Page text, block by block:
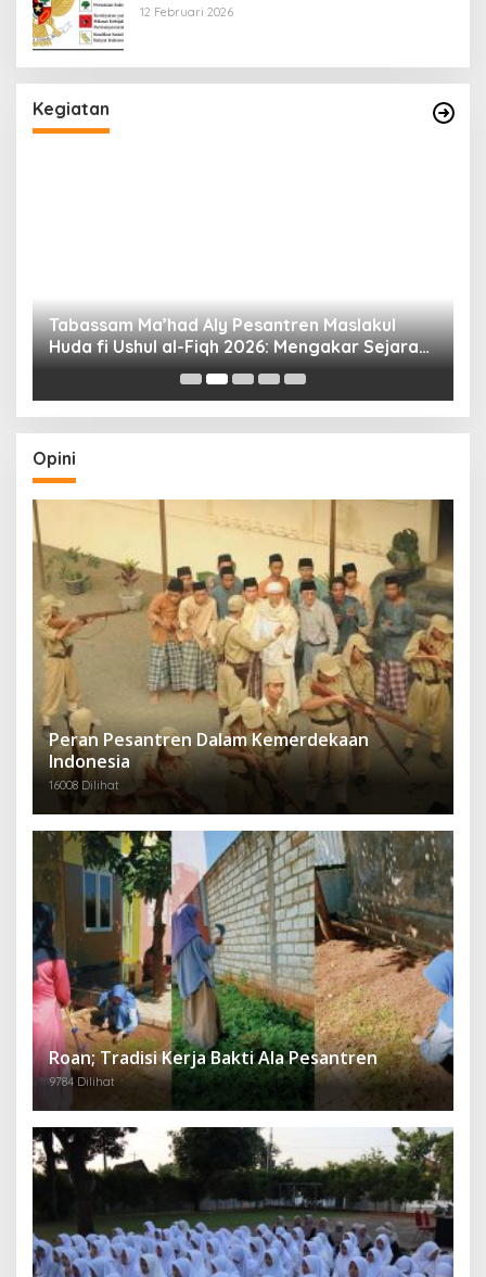
12 Februari 2026
Kegiatan
Tabassam Ma’had Aly Pesantren Maslakul
Huda fi Ushul al-Fiqh 2026: Mengakar Sejarah,
Menjangkau Peradaban”
Opini
Peran Pesantren Dalam Kemerdekaan
Indonesia
16008 Dilihat
Roan; Tradisi Kerja Bakti Ala Pesantren
9784 Dilihat